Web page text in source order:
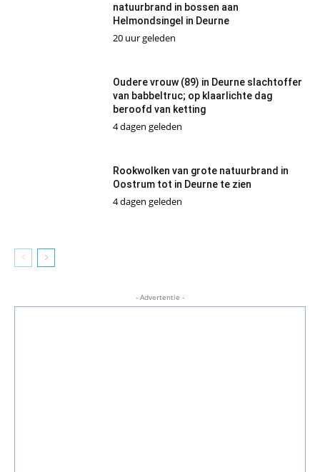
natuurbrand in bossen aan
Helmondsingel in Deurne
20 uur geleden
Oudere vrouw (89) in Deurne slachtoffer
van babbeltruc; op klaarlichte dag
beroofd van ketting
4 dagen geleden
Rookwolken van grote natuurbrand in
Oostrum tot in Deurne te zien
4 dagen geleden
- Advertentie -